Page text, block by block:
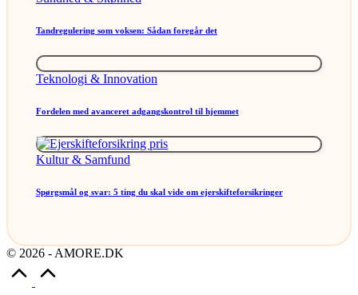
Tandregulering som voksen: Sådan foregår det
Posted
Teknologi & Innovation
Fordelen med avanceret adgangskontrol til hjemmet
Posted
Kultur & Samfund
Spørgsmål og svar: 5 ting du skal vide om ejerskifteforsikringer
© 2026 - AMORE.DK